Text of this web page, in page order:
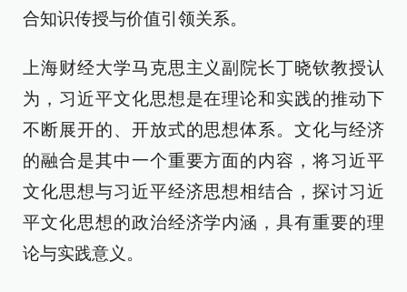
合知识传授与价值引领关系。
上海财经大学马克思主义副院长丁晓钦教授认
为，习近平文化思想是在理论和实践的推动下
不断展开的、开放式的思想体系。文化与经济
的融合是其中一个重要方面的内容，将习近平
文化思想与习近平经济思想相结合，探讨习近
平文化思想的政治经济学内涵，具有重要的理
论与实践意义。